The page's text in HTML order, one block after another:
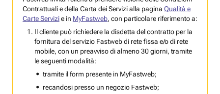
Contrattuali e della Carta dei Servizi alla pagina Qualità e
Carte Servizie in MyFastweb, con particolare riferimento a:
Il cliente può richiedere la disdetta del contratto per la
fornitura del servizio Fastweb di rete fissa e/o di rete
mobile, con un preavviso di almeno 30 giorni, tramite
le seguenti modalità:
tramite il form presente in MyFastweb;
recandosi presso un negozio Fastweb;